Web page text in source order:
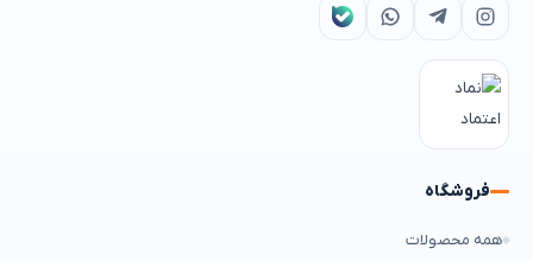
فروشگاه
همه محصولات